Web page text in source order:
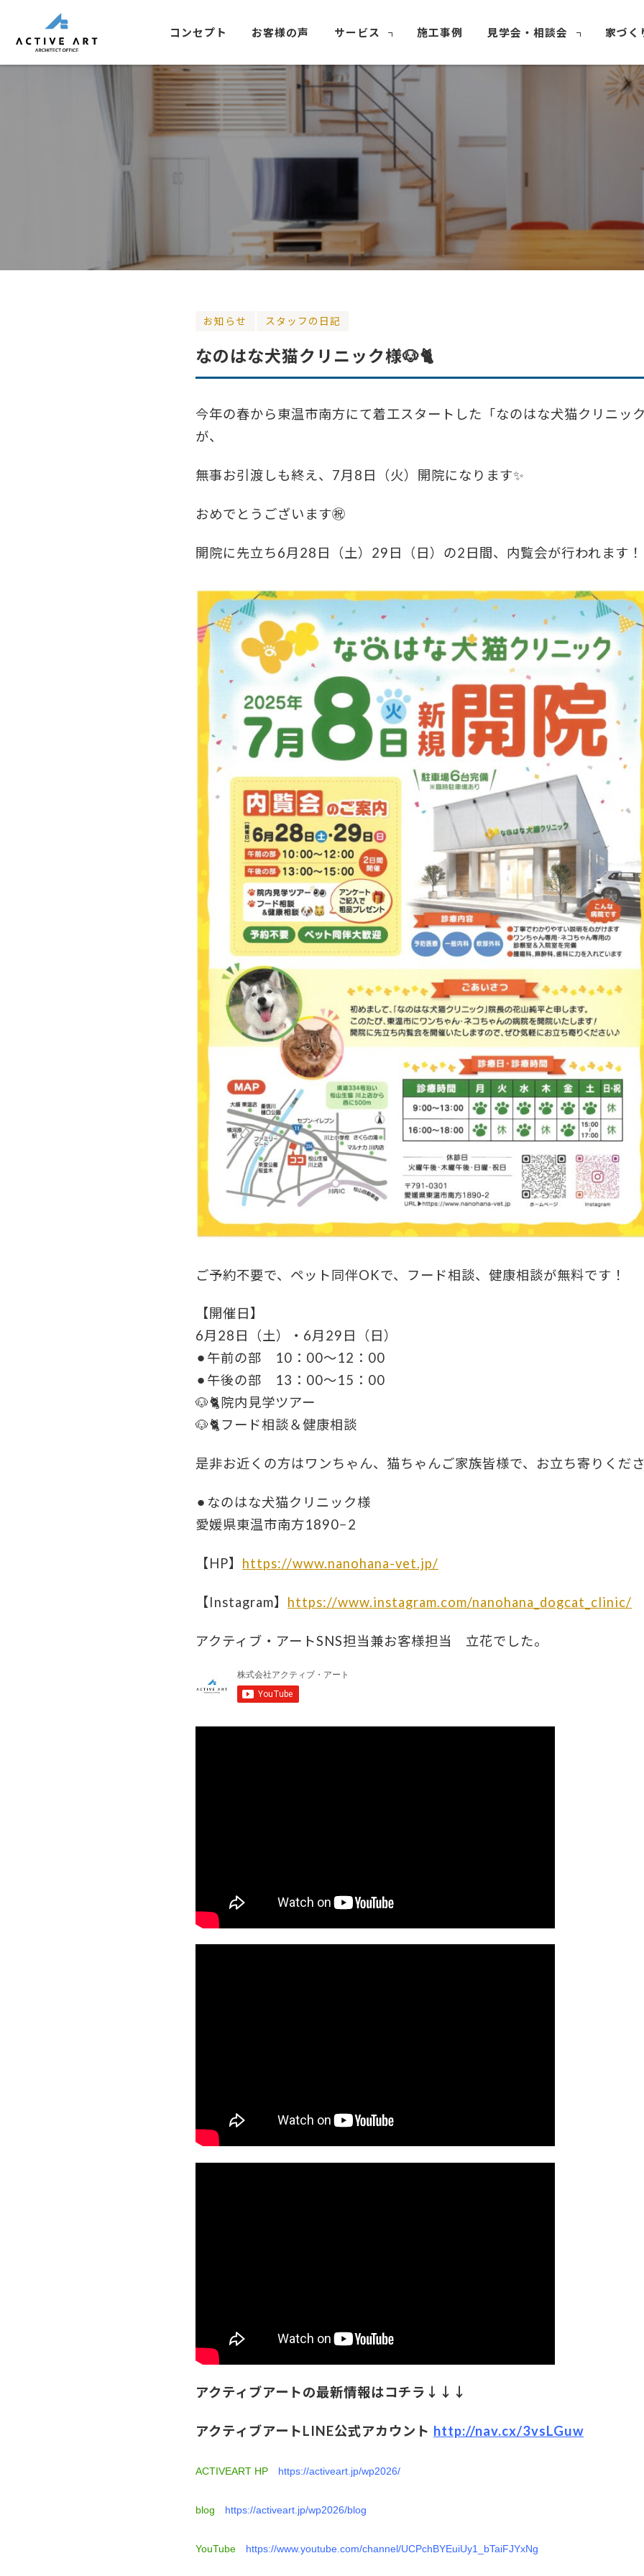
コンセプト お客様の声 サービス 施工事例 見学会・相談会 家づく
お知らせ スタッフの日記
なのはな犬猫クリニック様🐶🐈
今年の春から東温市南方にて着工スタートした「なのはな犬猫クリニッ
が、
無事お引渡しも終え、7月8日（火）開院になります✨
おめでとうございます㊗
開院に先立ち6月28日（土）29日（日）の2日間、内覧会が行われます！
ご予約不要で、ペット同伴OKで、フード相談、健康相談が無料です！
【開催日】
6月28日（土）・6月29日（日）
⚫︎午前の部 10：00〜12：00
⚫︎午後の部 13：00〜15：00
🐶🐈院内見学ツアー
🐶🐈フード相談＆健康相談
是非お近くの方はワンちゃん、猫ちゃんご家族皆様で、お立ち寄りくだ
⚫︎なのはな犬猫クリニック様
愛媛県東温市南方1890−2
【HP】 https://www.nanohana-vet.jp/
【Instagram】 https://www.instagram.com/nanohana_dogcat_clinic/
アクティブ・アートSNS担当兼お客様担当 立花でした。
アクティブアートの最新情報はコチラ↓↓↓
アクティブアートLINE公式アカウント http://nav.cx/3vsLGuw
ACTIVEART HP https://activeart.jp/wp2026/
blog https://activeart.jp/wp2026/blog
YouTube https://www.youtube.com/channel/UCPchBYEuiUy1_bTaiFJYxNg